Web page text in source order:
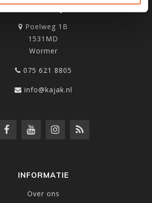
Poelweg 1B
1531MD
Wormer
075 621 8805
info@kajak.nl
INFORMATIE
Over ons